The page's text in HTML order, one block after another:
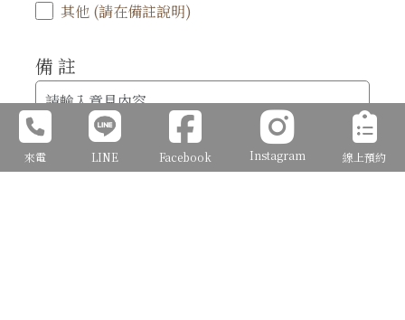
其他 (請在備註說明)
備 註
來電 LINE Facebook Instagram 線上預約